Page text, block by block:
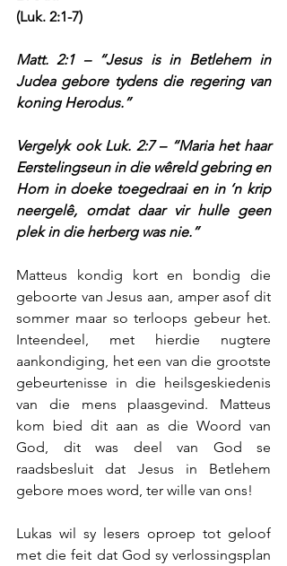
(Luk. 2:1-7)
Matt. 2:1 – “Jesus is in Betlehem in
Judea gebore tydens die regering van
koning Herodus.”
Vergelyk ook Luk. 2:7 – “Maria het haar
Eerstelingseun in die wêreld gebring en
Hom in doeke toegedraai en in ‘n krip
neergelê, omdat daar vir hulle geen
plek in die herberg was nie.”
Matteus kondig kort en bondig die
geboorte van Jesus aan, amper asof dit
sommer maar so terloops gebeur het.
Inteendeel, met hierdie nugtere
aankondiging, het een van die grootste
gebeurtenisse in die heilsgeskiedenis
van die mens plaasgevind. Matteus
kom bied dit aan as die Woord van
God, dit was deel van God se
raadsbesluit dat Jesus in Betlehem
gebore moes word, ter wille van ons!
Lukas wil sy lesers oproep tot geloof
met die feit dat God sy verlossingsplan